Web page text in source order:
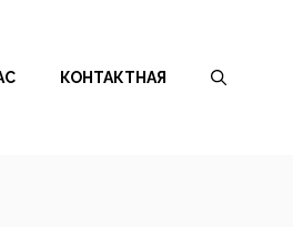
КОНТАКТНАЯ